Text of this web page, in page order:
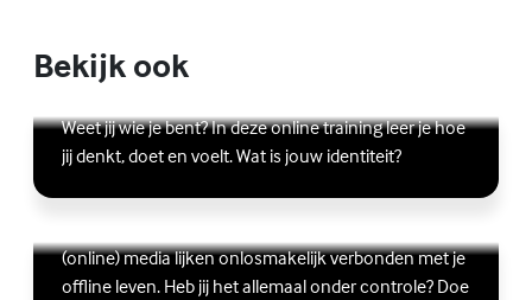
Bekijk ook
Online zelfhulptraining - Wie ben ik?
Weet jij wie je bent? In deze online training leer je hoe
jij denkt, doet en voelt. Wat is jouw identiteit?
Lees meer over Online zelfhulptraining - Wie ben ik?
(Externe link)
Ben jij digitaal in balans?
(online) media lijken onlosmakelijk verbonden met je
offline leven. Heb jij het allemaal onder controle? Doe
Lees meer over Ben jij digitaal in balans?
(Externe link)